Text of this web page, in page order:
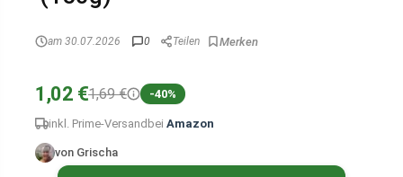
am 30.07.2026 0 Teilen
1,02 €1,69 € -40%
inkl. Prime-Versand bei Amazon
von Grischa